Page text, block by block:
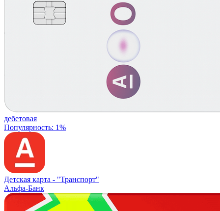
дебетовая
Популярность: 1%
Детская карта - "Транспорт"
Альфа-Банк